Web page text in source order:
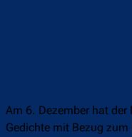
Am 6. Dezember hat
Gedichte mit Bezug